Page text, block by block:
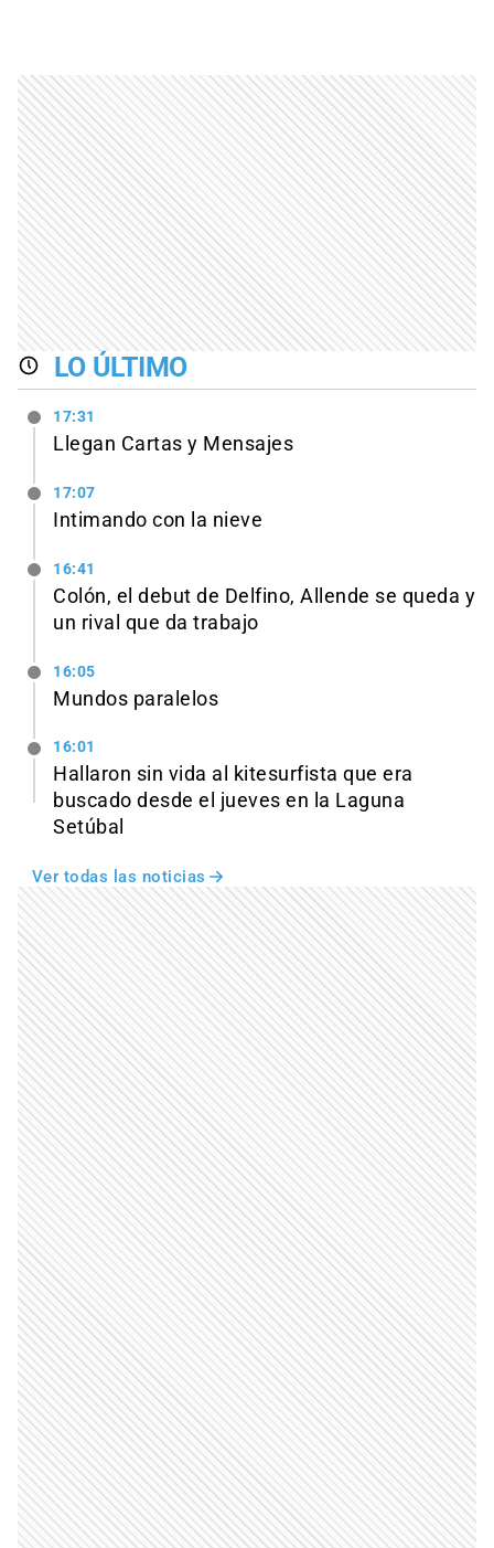
LO ÚLTIMO
17:31
Llegan Cartas y Mensajes
17:07
Intimando con la nieve
16:41
Colón, el debut de Delfino, Allende se queda y
un rival que da trabajo
16:05
Mundos paralelos
16:01
Hallaron sin vida al kitesurfista que era
buscado desde el jueves en la Laguna
Setúbal
Ver todas las noticias